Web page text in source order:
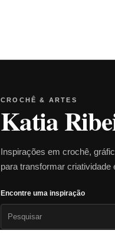
CROCHÊ & ARTES
Katia
Inspirações em crochê,
para transformar criatividade
Encontre uma inspiração